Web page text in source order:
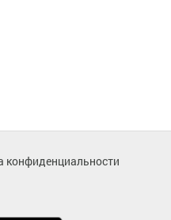
конфиденциальности